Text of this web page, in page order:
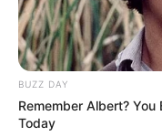
BUZZ DAY
Remember Albert?
Today